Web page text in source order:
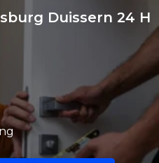
Duissern 24 H